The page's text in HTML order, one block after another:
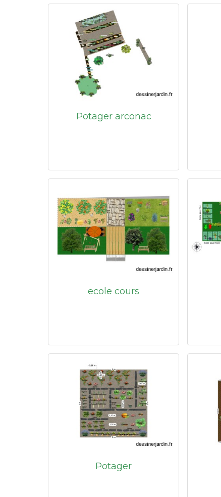
Potager arconac
ecole cours
Potager